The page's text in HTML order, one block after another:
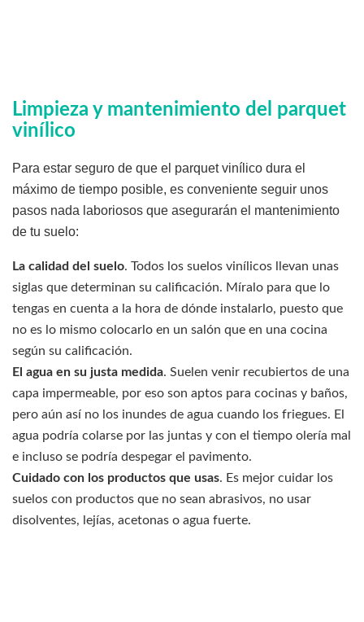
Limpieza y mantenimiento del parquet
vinílico
Para estar seguro de que el parquet vinílico dura el
máximo de tiempo posible, es conveniente seguir unos
pasos nada laboriosos que asegurarán el mantenimiento
de tu suelo:
La calidad del suelo. Todos los suelos vinílicos llevan unas
siglas que determinan su calificación. Míralo para que lo
tengas en cuenta a la hora de dónde instalarlo, puesto que
no es lo mismo colocarlo en un salón que en una cocina
según su calificación.
El agua en su justa medida. Suelen venir recubiertos de una
capa impermeable, por eso son aptos para cocinas y baños,
pero aún así no los inundes de agua cuando los friegues. El
agua podría colarse por las juntas y con el tiempo olería mal
e incluso se podría despegar el pavimento.
Cuidado con los productos que usas. Es mejor cuidar los
suelos con productos que no sean abrasivos, no usar
disolventes, lejías, acetonas o agua fuerte.